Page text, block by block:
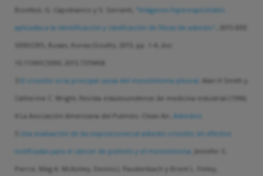
Bonifazi, G. Capobianco y S. Serranti,
"Imágenes hiperespectrales
aplicadas a la identificación y clasificación de fibras de asbesto",
SENSORS, Busan, Korea (South), 2015, pp. 1-4, doi:
10.1109/ICSENS.2015.7370458.
El crisotilo es la principal causa del mesotelioma pleural,
Alan H Smith y
Catherine C. Wright, Revista estadounidense de medicina industrial (1996).
4 La Asociación Americana del Pulmón, Clean Air, Asbestos.
Una evaluación de las exposiciones al asbesto crisotilo sin efectos
notificadas para el cáncer de pulmón y el mesotelioma,
Jennifer S.
Pierce, Meg A. McKinley, Dennis J. Paustenbach y Brent L. Finley,